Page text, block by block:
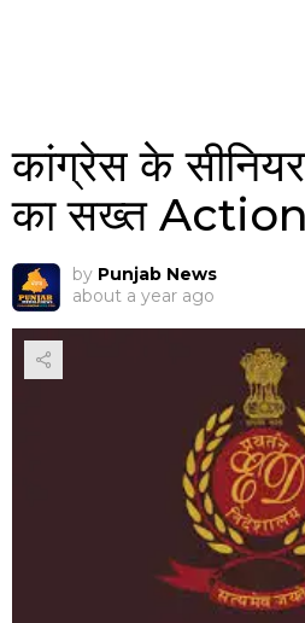
कांग्रेस के
का सख्त Action
by Punjab News
about a year ago